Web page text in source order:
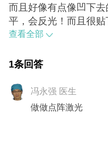
而且好像有点像凹下
平，会反光！而且很
下榻的不规整，想质询
查看全部
1条回答
冯永强 医生
做做点阵激光